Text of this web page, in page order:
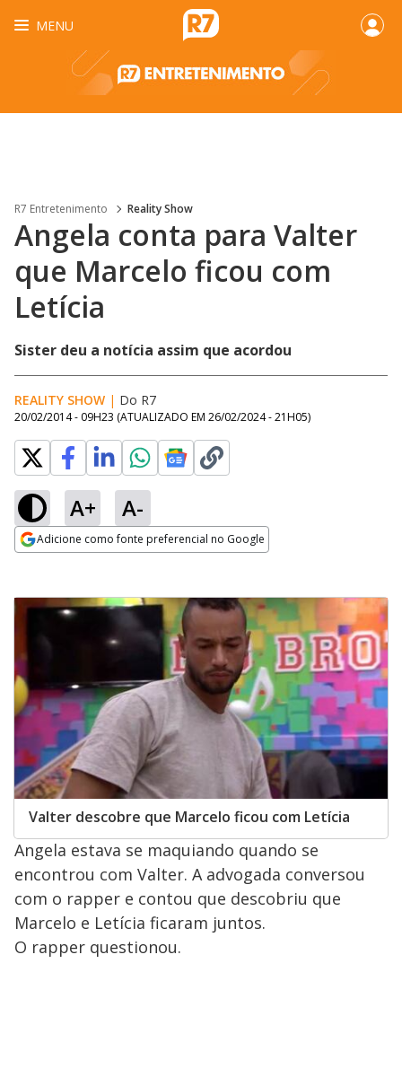
MENU
R7 Entretenimento Reality Show
Angela conta para Valter
que Marcelo ficou com
Letícia
Sister deu a notícia assim que acordou
REALITY SHOW | Do R7
20/02/2014 - 09H23 (ATUALIZADO EM 26/02/2024 - 21H05)
A+ A-
Adicione como fonte preferencial no Google
Valter descobre que Marcelo ficou com Letícia
Angela estava se maquiando quando se
encontrou com Valter. A advogada conversou
com o rapper e contou que descobriu que
Marcelo e Letícia ficaram juntos.
O rapper questionou.